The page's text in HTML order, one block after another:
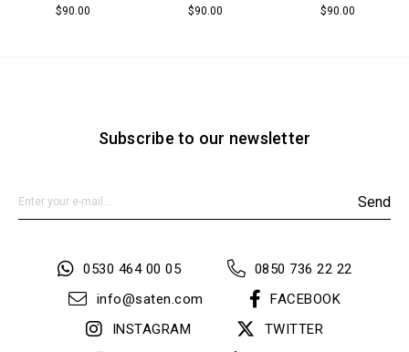
$90.00 $90.00 $90.00
Subscribe to our newsletter
Send
0530 464 00 05
0850 736 22 22
info@saten.com
FACEBOOK
INSTAGRAM
TWITTER